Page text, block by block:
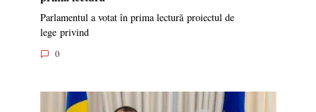
Parlamentul a votat în prima lectură proiectul de
lege privind
0